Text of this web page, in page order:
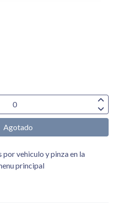
Agotado
vehiculo y pinza en la
principal